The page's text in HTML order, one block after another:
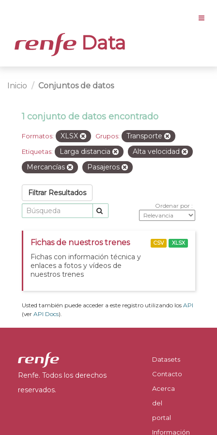
Data
Inicio Conjuntos de datos
1 conjunto de datos encontrado
Formatos: XLSX Grupos: Transporte
Etiquetas: Larga distancia
Alta velocidad
Mercancías
Pasajeros
Filtrar Resultados
Ordenar por
Fichas de nuestros trenes
Fichas con información técnica y
enlaces a fotos y vídeos de
nuestros trenes
CSV XLSX
Usted también puede acceder a este registro utilizando los API
(ver API Docs).
Renfe. Todos los derechos
reservados.
Datasets
Contacto
Acerca
del
portal
Información